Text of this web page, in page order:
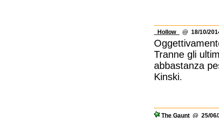
_Hollow_ @ 18/10/
Tranne gli
abbastanza
Kinski.
The Gaunt @ 25/